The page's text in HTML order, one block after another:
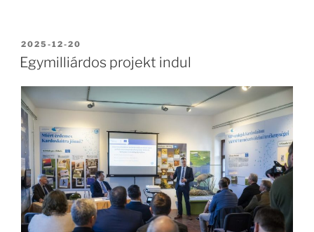
BEKÜLDVE:
2025-12-20
Egymilliárdos projekt indul